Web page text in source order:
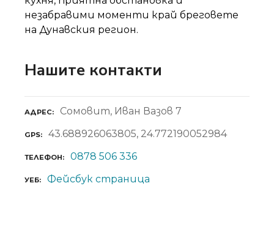
незабравими моменти край бреговете
на Дунавския регион.
Нашите контакти
АДРЕС Сомовит, Иван Вазов 7
GPS 43.688926063805, 24.772190052984
ТЕЛЕФОН 0878 506 336
УЕБ Фейсбук страница